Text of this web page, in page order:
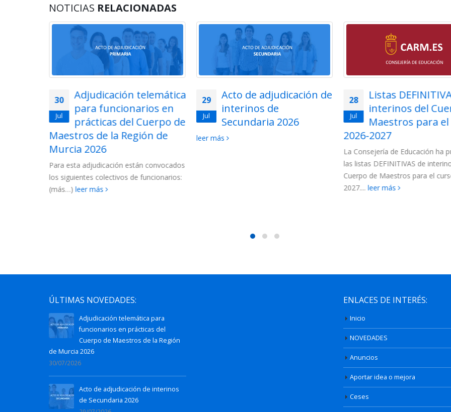
NOTICIAS RELACIONADAS
29
Jul
Acto de adjudicación de
interinos de
Secundaria 2026
leer más
28
Jul
Listas DEFINITIVAS de
interinos del Cuerpo de
Maestros para el curso
2026-2027
27
Jul
Adjudicación
para
Cuerpo de
la Región de Murcia
Para esta adjudicación están
los siguientes colectivos de
(más…)leer más
ÚLTIMAS NOVEDADES:
Adjudicación telemática para
funcionarios en prácticas del
Cuerpo de Maestros de la Región
de Murcia 2026
30/07/2026
Acto de adjudicación de interinos
de Secundaria 2026
ENLACES DE INTERÉS:
Inicio
NOVEDADES
Anuncios
Aportar idea o mejora
Ceses